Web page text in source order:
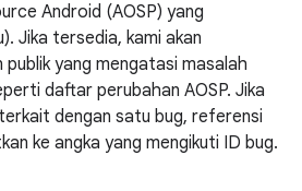
Android (AOSP) yang
Jika tersedia, kami akan
yang mengatasi masalah
daftar perubahan AOSP. Jika
dengan satu bug, referensi
ke angka yang mengikuti ID bug.